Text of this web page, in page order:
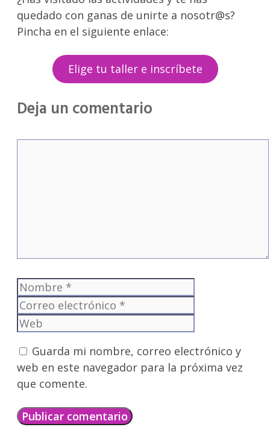
quedado con ganas de unirte a nosotr@s?
Pincha en el siguiente enlace:
Elige tu taller e inscríbete
Deja un comentario
Nombre
electrónico
Guarda mi nombre, correo electrónico y
web en este navegador para la próxima vez
que comente.